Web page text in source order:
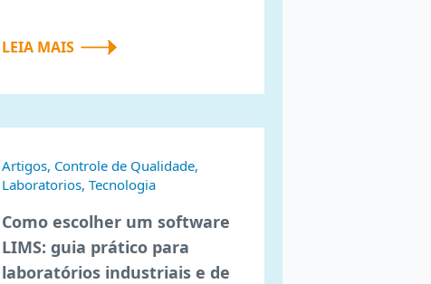
LEIA MAIS
Artigos, Controle de Qualidade,
Laboratorios, Tecnologia
Como escolher um software
LIMS: guia prático para
laboratórios industriais e de